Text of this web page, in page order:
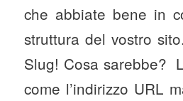
che abbiate bene in
struttura del vostro
Slug! Cosa sarebbe?
come l’indirizzo URL